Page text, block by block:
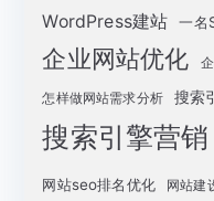
WordPress建站 一名
企业网站优化
怎样做网站需求分析 搜索
搜索引擎营销
网站seo排名优化 网站建